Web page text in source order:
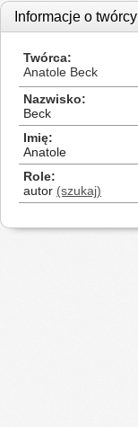
Informacje o twórcy
Twórca
Anatole Beck
Nazwisko
Beck
Imię
Anatole
Role
autor (szukaj)